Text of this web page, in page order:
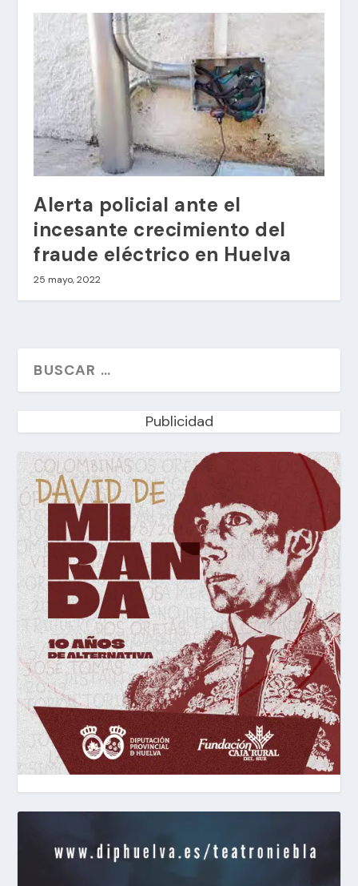
Alerta policial ante el
incesante crecimiento del
fraude eléctrico en Huelva
25 mayo, 2022
Publicidad